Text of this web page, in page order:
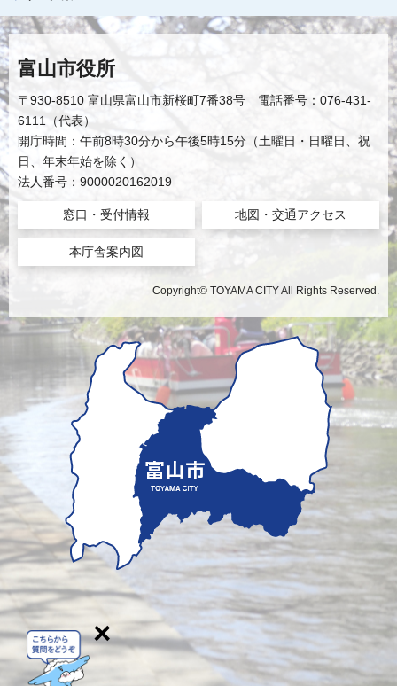
富山市役所
〒930-8510 富山県富山市新桜町7番38号 電話番号：076-431-
6111（代表）
開庁時間：午前8時30分から午後5時15分（土曜日・日曜日、祝
日、年末年始を除く）
法人番号：9000020162019
窓口・受付情報 地図・交通アクセス
本庁舎案内図
Copyright© TOYAMA CITY All Rights Reserved.
×